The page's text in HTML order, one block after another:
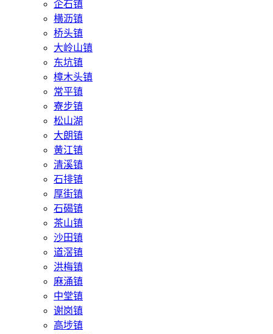
企石镇
横沥镇
桥头镇
大岭山镇
东坑镇
樟木头镇
常平镇
寮步镇
松山湖
大朗镇
黄江镇
清溪镇
石排镇
厚街镇
石碣镇
茶山镇
沙田镇
道滘镇
洪梅镇
麻涌镇
中堂镇
谢岗镇
高埗镇